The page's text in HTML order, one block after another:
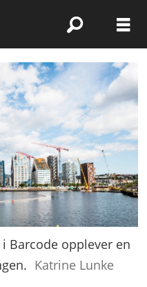
Barcode opplever en
Katrine Lunke